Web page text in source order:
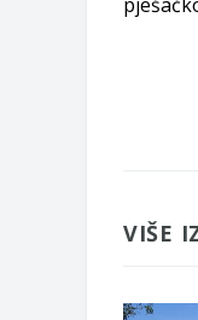
VIŠE